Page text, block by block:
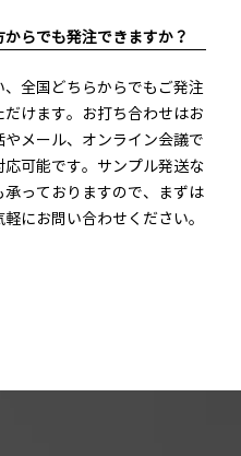
からでも発注できますか？
、全国どちらからでもご発注
だけます。お打ち合わせはお
やメール、オンライン会議で
応可能です。サンプル発送な
承っておりますので、まずは
軽にお問い合わせください。